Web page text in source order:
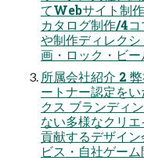
てWebサイト制
カタログ制作/4
や制作ディレク
画・ロック・ビ
所属会社紹介 2
ートナー認定を
クス ブランディ
ない多様なクリ
貢献するデザイ
ビス・自社ゲーム